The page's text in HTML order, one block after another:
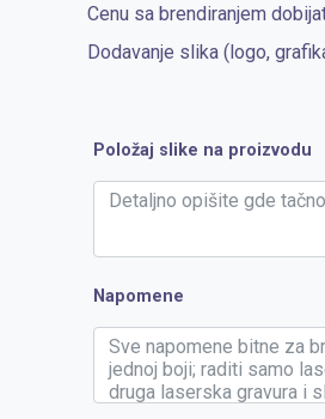
Cenu sa brendiranjem
Dodavanje slika (logo,
Položaj slike na proizvodu
Napomene